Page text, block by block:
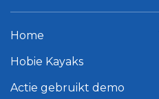
Home
Hobie Kayaks
Actie gebruikt demo